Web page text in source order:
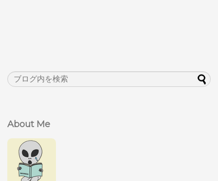
About Me